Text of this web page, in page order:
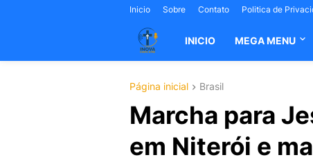
Inicio Sobre Contato Politica de
INICIO MEGA MENU
Página inicial Brasil
Marcha para
em Niterói e